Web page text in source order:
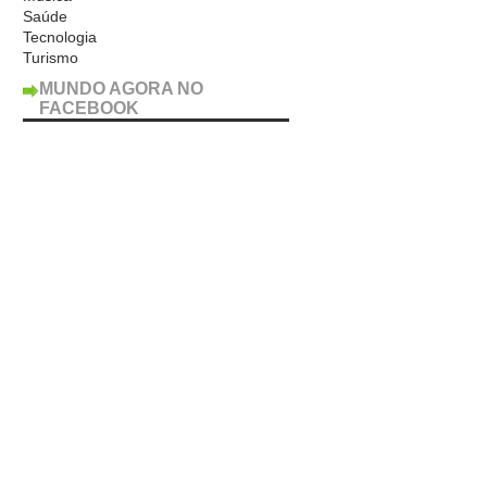
Saúde
Tecnologia
Turismo
MUNDO AGORA NO
FACEBOOK